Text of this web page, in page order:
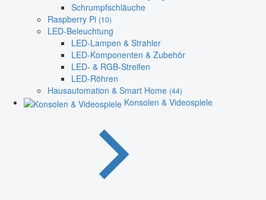
Schrumpfschläuche
Raspberry Pi (10)
LED-Beleuchtung
LED-Lampen & Strahler
LED-Komponenten & Zubehör
LED- & RGB-Streifen
LED-Röhren
Hausautomation & Smart Home (44)
Konsolen & Videospiele